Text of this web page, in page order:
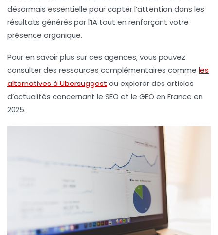
désormais essentielle pour capter l’attention dans les
résultats générés par l’IA tout en renforçant votre
présence organique.
Pour en savoir plus sur ces agences, vous pouvez
consulter des ressources complémentaires comme les
alternatives à Ubersuggest ou explorer des articles
d’actualités concernant le SEO et le GEO en France en
2025.